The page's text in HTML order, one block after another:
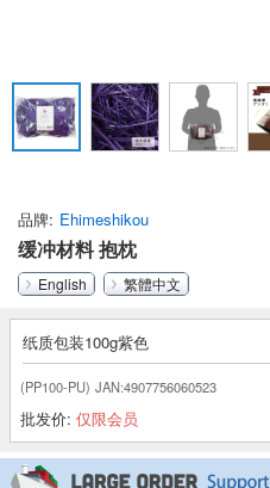
品牌 Ehimeshikou
缓冲材料 抱枕
English 繁體中文
纸质包装100g紫色
(PP100-PU) JAN:4907756060523
批发价: 仅限会员